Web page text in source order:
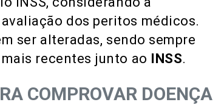
dos peritos médicos.
ser alteradas, sendo sempre
recentes junto ao INSS.
COMPROVAR DOENÇA